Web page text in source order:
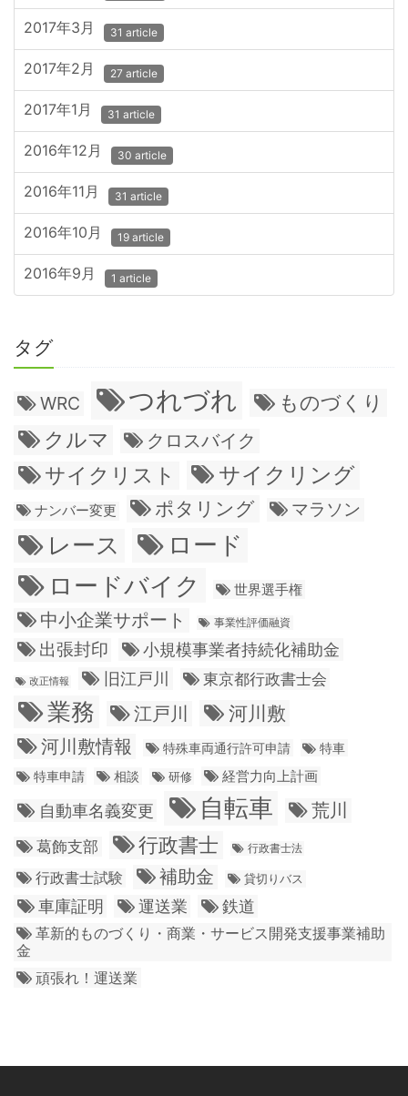
2017年3月 31 article
2017年2月 27 article
2017年1月 31 article
2016年12月 30 article
2016年11月 31 article
2016年10月 19 article
2016年9月 1 article
タグ
WRC つれづれ ものづくり
クルマ クロスバイク
サイクリスト サイクリング
ナンバー変更 ポタリング マラソン
レース
ロード
ロードバイク
世界選手権
中小企業サポート 事業性評価融資
出張封印 小規模事業者持続化補助金
改正情報 旧江戸川 東京都行政書士会
業務 江戸川
河川敷
河川敷情報
特殊車両通行許可申請
特車
特車申請
相談 研修 経営力向上計画
自動車名義変更 自転車 荒川
葛飾支部 行政書士 行政書士法
行政書士試験 補助金 貸切りバス
車庫証明 運送業 鉄道
革新的ものづくり・商業・サービス開発支援事業補助
金
頑張れ！運送業